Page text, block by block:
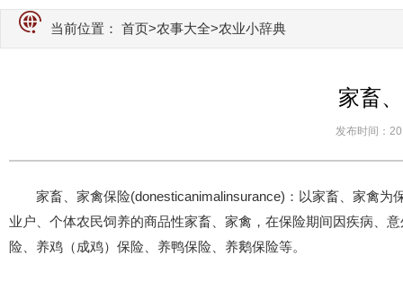
当前位置： 首页>农事大全>农业小辞典
家畜
发布时间：
家畜、家禽保险(donesticanimalinsurance)：以家畜、家禽
业户、个体农民饲养的商品性家畜、家禽，在保险期间因疾病、
险、养鸡（成鸡）保险、养鸭保险、养鹅保险等。